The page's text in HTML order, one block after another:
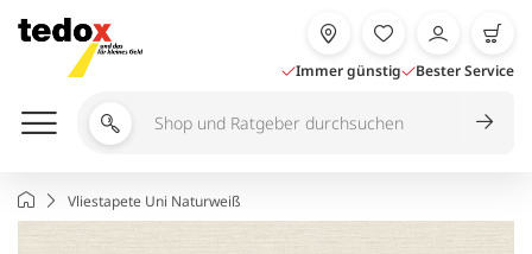
Inhalt
springen
Immer günstig Bester Service
Shop
durchsuchen
StartseiteVliestapete Uni Naturweiß